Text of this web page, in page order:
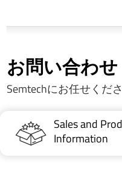
お問い合わせ
Semtechにお任せくだ
Sales and
Information